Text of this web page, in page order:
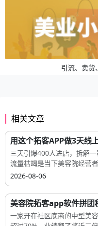
会员档案、
引流、卖货